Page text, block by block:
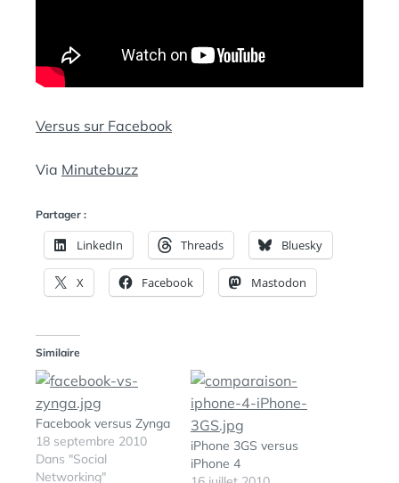
Versus sur Facebook
Via Minutebuzz
Partager :
LinkedIn Threads Bluesky
X Facebook Mastodon
Similaire
Facebook versus Zynga
18 septembre 2010
Dans "Social
Networking"
iPhone 3GS versus
iPhone 4